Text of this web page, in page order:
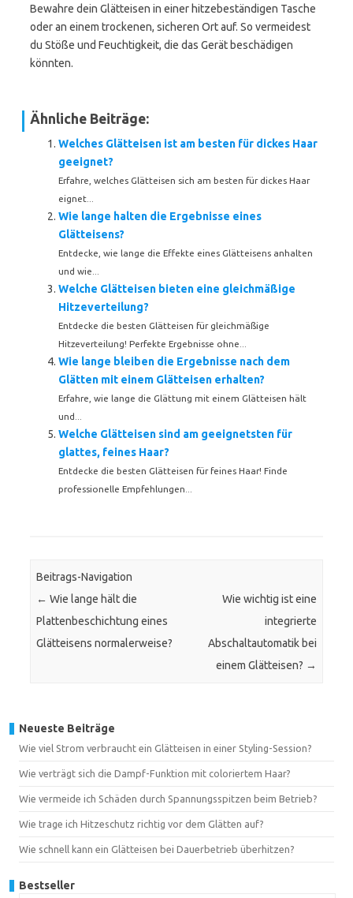
Bewahre dein Glätteisen in einer hitzebeständigen Tasche
oder an einem trockenen, sicheren Ort auf. So vermeidest
du Stöße und Feuchtigkeit, die das Gerät beschädigen
könnten.
Ähnliche Beiträge:
Welches Glätteisen ist am besten für dickes Haar
geeignet?
Erfahre, welches Glätteisen sich am besten für dickes Haar
eignet...
Wie lange halten die Ergebnisse eines
Glätteisens?
Entdecke, wie lange die Effekte eines Glätteisens anhalten
und wie...
Welche Glätteisen bieten eine gleichmäßige
Hitzeverteilung?
Entdecke die besten Glätteisen für gleichmäßige
Hitzeverteilung! Perfekte Ergebnisse ohne...
Wie lange bleiben die Ergebnisse nach dem
Glätten mit einem Glätteisen erhalten?
Erfahre, wie lange die Glättung mit einem Glätteisen hält
und...
Welche Glätteisen sind am geeignetsten für
glattes, feines Haar?
Entdecke die besten Glätteisen für feines Haar! Finde
professionelle Empfehlungen...
Beitrags-Navigation
← Wie lange hält die
Plattenbeschichtung eines
Glätteisens normalerweise?
Wie wichtig ist eine
integrierte
Abschaltautomatik bei
einem Glätteisen? →
Neueste Beiträge
Wie viel Strom verbraucht ein Glätteisen in einer Styling-Session?
Wie verträgt sich die Dampf-Funktion mit coloriertem Haar?
Wie vermeide ich Schäden durch Spannungsspitzen beim Betrieb?
Wie trage ich Hitzeschutz richtig vor dem Glätten auf?
Wie schnell kann ein Glätteisen bei Dauerbetrieb überhitzen?
Bestseller